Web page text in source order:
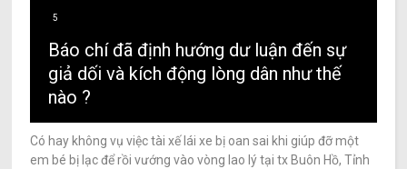
5
Báo chí đã định hướng dư luận đến sự
giả dối và kích động lòng dân như thế
nào ?
Có hay không vụ việc tài xế lái xe bị oan sai khi giúp đỡ một
em bé bị lạc để rồi vướng vào vòng lao lý tại tx Buôn Hồ, Tỉnh